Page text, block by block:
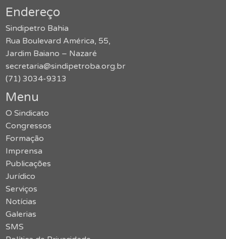
Endereço
Sindipetro Bahia
Rua Boulevard América, 55,
Jardim Baiano – Nazaré
secretaria@sindipetroba.org.br
(71) 3034-9313
Menu
O Sindicato
Congressos
Formação
Imprensa
Publicações
Jurídico
Serviços
Notícias
Galerias
SMS